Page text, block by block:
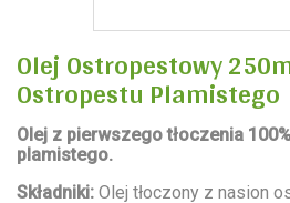
Olej Ostropestowy
Ostropestu Plamistego
Olej z pierwszego tłoczenia
plamistego.
Składniki: Olej tłoczony z nasion